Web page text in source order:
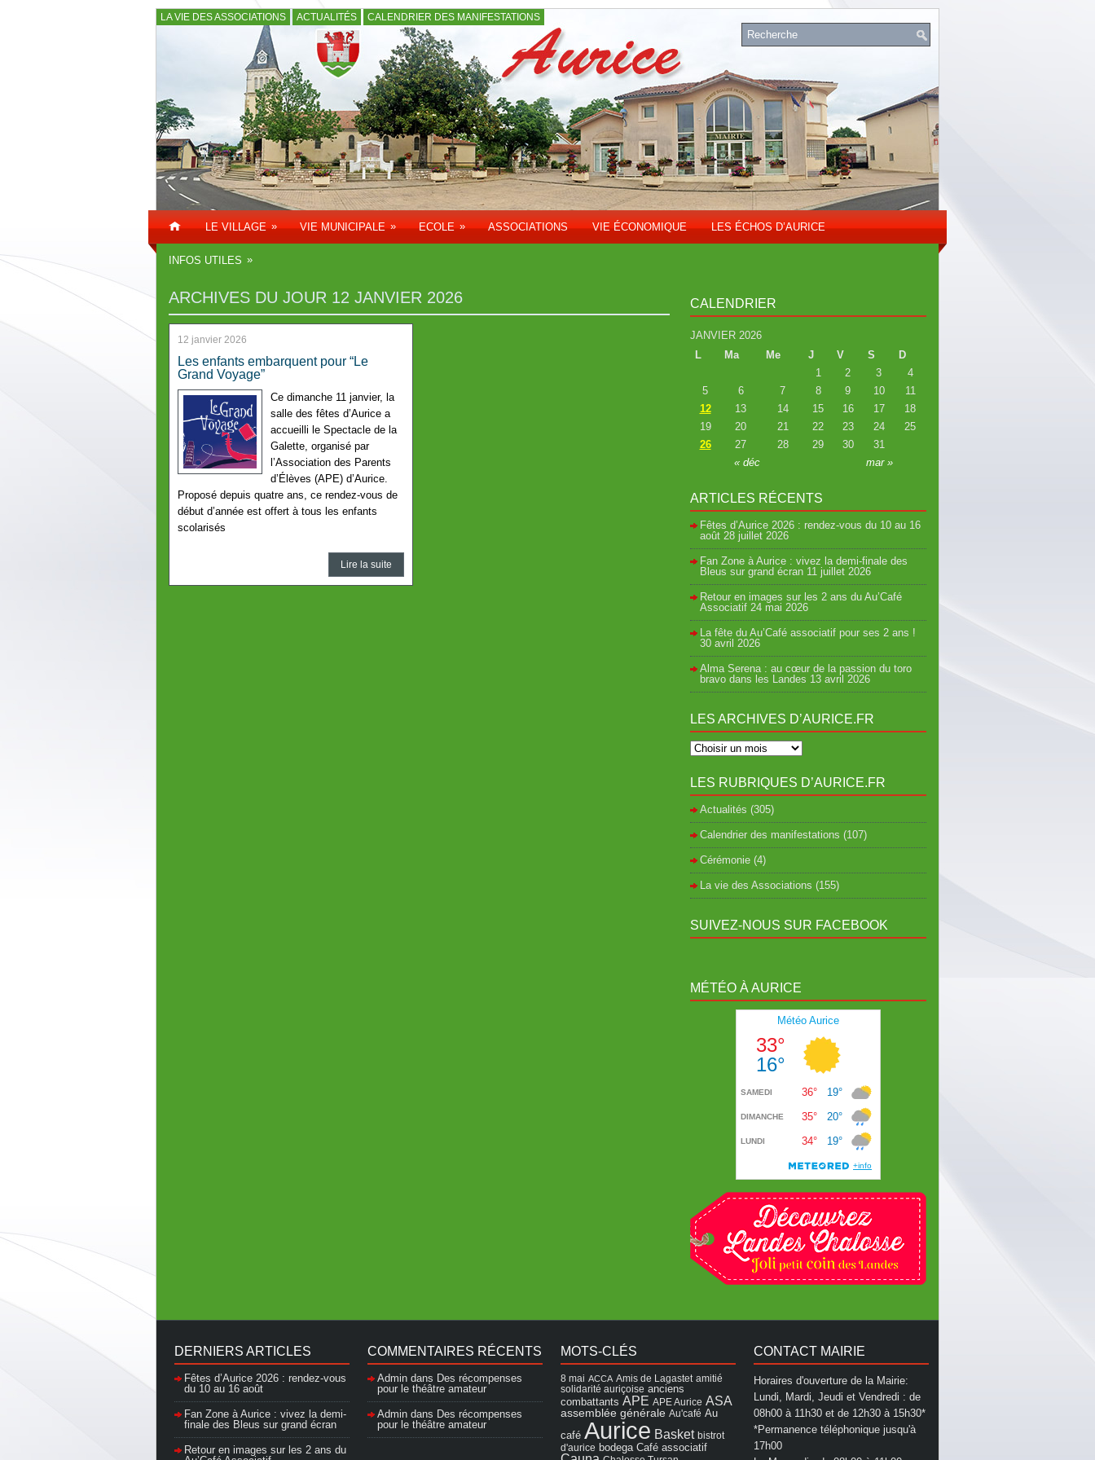
LA VIE DES ASSOCIATIONS ACTUALITÉS CALENDRIER DES MANIFESTATIONS
LE VILLAGE » VIE MUNICIPALE » ECOLE » ASSOCIATIONS VIE ÉCONOMIQUE LES ÉCHOS D’AURICE
INFOS UTILES »
ARCHIVES DU JOUR 12 JANVIER 2026
12 janvier 2026
Les enfants embarquent pour “Le
Grand Voyage”
Ce dimanche 11 janvier, la
salle des fêtes d’Aurice a
accueilli le Spectacle de la
Galette, organisé par
l’Association des Parents
d’Élèves (APE) d’Aurice.
Proposé depuis quatre ans, ce rendez-vous de
début d’année est offert à tous les enfants
scolarisés
Lire la suite
CALENDRIER
JANVIER 2026
L
Ma Me J V S D
« déc mar »
1 2 3
4
5
6 7 8 9 10
11
12
13 14 15 16 17
18
19
20 21 22 23 24
25
26
27 28 29 30 31
ARTICLES RÉCENTS
Fêtes d’Aurice 2026 : rendez-vous du 10 au 16
août 28 juillet 2026
Fan Zone à Aurice : vivez la demi-finale des
Bleus sur grand écran 11 juillet 2026
Retour en images sur les 2 ans du Au’Café
Associatif 24 mai 2026
La fête du Au’Café associatif pour ses 2 ans !
30 avril 2026
Alma Serena : au cœur de la passion du toro
bravo dans les Landes 13 avril 2026
LES ARCHIVES D’AURICE.FR
LES RUBRIQUES D’AURICE.FR
Actualités (305)
Calendrier des manifestations (107)
Cérémonie (4)
La vie des Associations (155)
SUIVEZ-NOUS SUR FACEBOOK
MÉTÉO À AURICE
DERNIERS ARTICLES
Fêtes d’Aurice 2026 : rendez-vous
du 10 au 16 août
Fan Zone à Aurice : vivez la demi-
finale des Bleus sur grand écran
Retour en images sur les 2 ans du
COMMENTAIRES RÉCENTS
Admin dans Des récompenses
pour le théâtre amateur
Admin dans Des récompenses
pour le théâtre amateur
MOTS-CLÉS
8 mai ACCA Amis de Lagastet amitié
solidarité auriçoise anciens
combattants APE APE Aurice ASA
assemblée générale Au'café Au
café Aurice Basket bistrot
d'aurice bodega Café associatif
CONTACT MAIRIE
Horaires d'ouverture de la Mairie:
Lundi, Mardi, Jeudi et Vendredi : de
08h00 à 11h30 et de 12h30 à 15h30*
*Permanence téléphonique jusqu'à
17h00